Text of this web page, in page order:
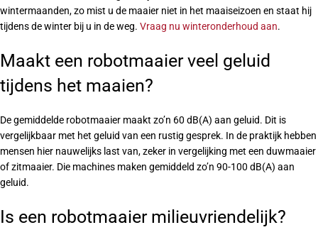
wintermaanden, zo mist u de maaier niet in het maaiseizoen en staat hij
tijdens de winter bij u in de weg. Vraag nu winteronderhoud aan.
Maakt een robotmaaier veel geluid
tijdens het maaien?
De gemiddelde robotmaaier maakt zo’n 60 dB(A) aan geluid. Dit is
vergelijkbaar met het geluid van een rustig gesprek. In de praktijk hebben
mensen hier nauwelijks last van, zeker in vergelijking met een duwmaaier
of zitmaaier. Die machines maken gemiddeld zo’n 90-100 dB(A) aan
geluid.
Is een robotmaaier milieuvriendelijk?